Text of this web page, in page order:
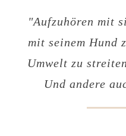
"Aufzuhören mit
mit seinem Hund
Umwelt zu
Und andere